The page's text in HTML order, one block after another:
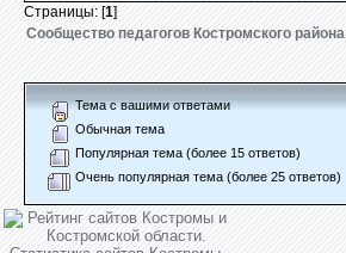
Страницы: [1]
Сообщество педагогов Костромского района
Тема с вашими ответами
Обычная тема
Популярная тема (более 15 ответов)
Очень популярная тема (более 25 ответов)